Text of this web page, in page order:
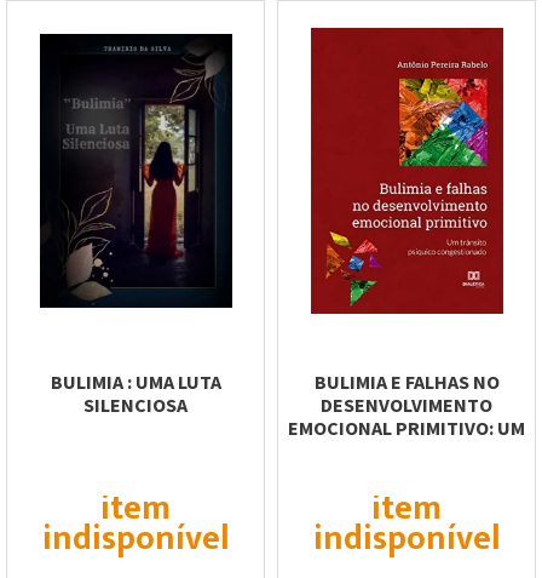
BULIMIA : UMA LUTA
SILENCIOSA
item
indisponível
BULIMIA E FALHAS NO
DESENVOLVIMENTO
EMOCIONAL PRIMITIVO: UM
item
indisponível